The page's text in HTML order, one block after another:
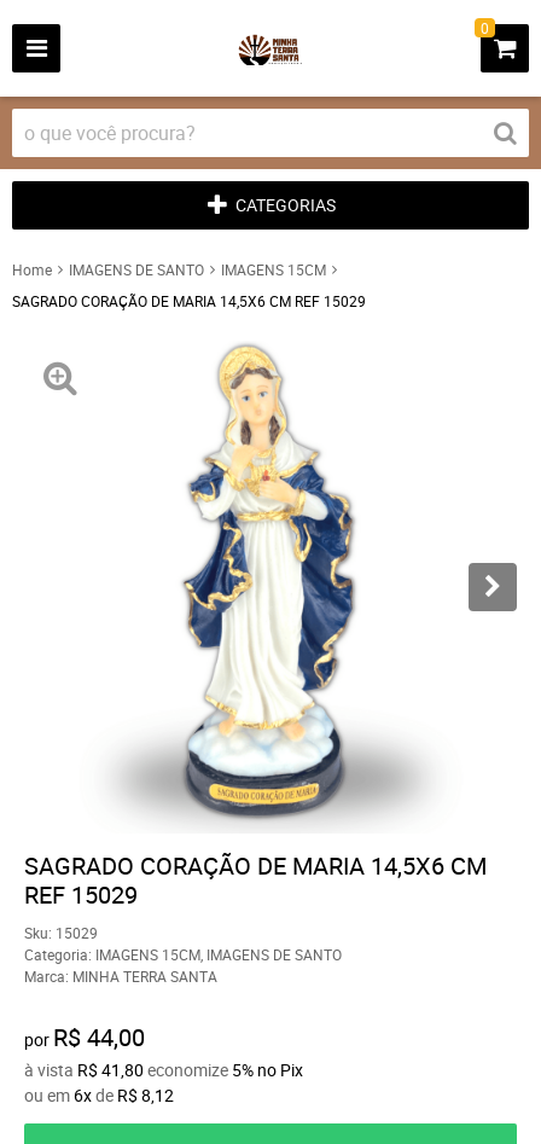
0
CATEGORIAS
Home IMAGENS DE SANTO
IMAGENS 15CM
SAGRADO CORAÇÃO DE MARIA 14,5X6 CM REF 15029
SAGRADO CORAÇÃO DE MARIA 14,5X6 CM
REF 15029
Sku: 15029
Categoria: IMAGENS 15CM IMAGENS DE SANTO
Marca: MINHA TERRA SANTA
por R$ 44,00
à vista R$ 41,80 economize 5% no Pix
ou em 6xde R$ 8,12